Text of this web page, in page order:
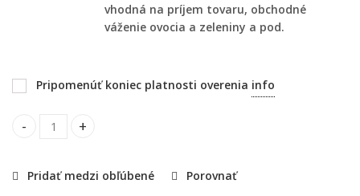
vhodná na príjem tovaru, obchodné
váženie ovocia a zeleniny a pod.
Pripomenúť koniec platnosti overenia info
CELY VC -50 - M do 300 kg- rozmer plošiny 420x520 mm
Pridať medzi obľúbené
Porovnať